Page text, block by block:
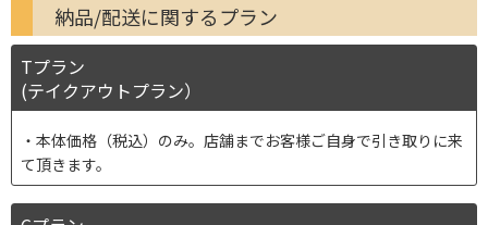
納品/配送に関するプラン
Tプラン
(テイクアウトプラン）
本体価格（税込）のみ。店舗までお客様ご自身で引き取りに来
て頂きます。